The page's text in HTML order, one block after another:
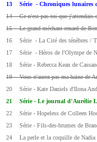
13 Série - Chroniques lunaires
14 Ce n'est pas toi que j'attendais
15 Le grand méchant renard de
16 Série - La Cité des ténèbres /
17 Série - Héros de l'Olympe de
18 Série - Rebecca Kean de
19 Vous n'aurez pas ma haine de
20 Série - Kate Daniels d'Ilona
21 Série - Le journal d'Aurélie
22 Série - Hopeless de Colleen
23 Série - Fils-des-brumes de
24 La perle et la coquille de Nadia